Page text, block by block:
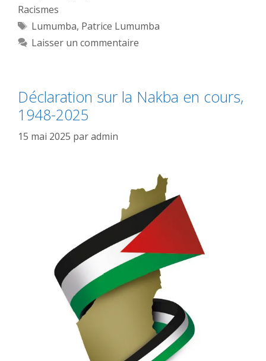
Racismes
Étiquettes
Lumumba, Patrice Lumumba
Laisser un commentaire
Déclaration sur la Nakba en cours,
1948-2025
15 mai 2025 paradmin